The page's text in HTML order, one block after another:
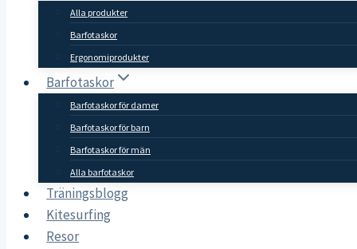
Alla produkter
Barfotaskor
Ergonomiprodukter
Barfotaskor
Barfotaskor för damer
Barfotaskor för barn
Barfotaskor för män
Alla barfotaskor
Träningsblogg
Kitesurfing
Resor